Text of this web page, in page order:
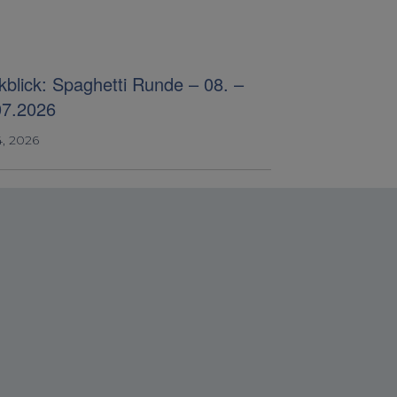
Spaghetti Runde – 08. –
2026